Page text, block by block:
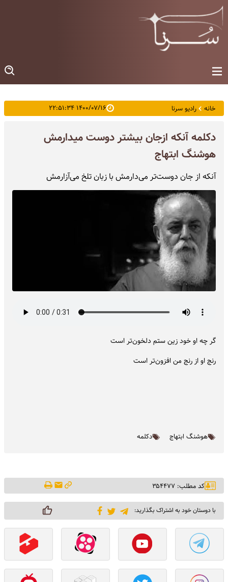
خانه رادیو سرنا ۱۴۰۰/۰۷/۱۶ ۲۲:۵۱:۳۴
دکلمه آنکه ازجان بیشتر دوست میدارمش
هوشنگ ابتهاج
آنکه از جان دوست‌تر می‌دارمش با زبان تلخ می‌آزارمش
گر چه او خود زین ستم دلخون‌تر است
رنج او از رنج من افزون‌تر است
هوشنگ ابتهاج دکلمه
کد مطلب: ۳۵۴۴۷۷
با دوستان خود به اشتراک بگذارید: